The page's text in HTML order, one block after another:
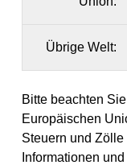
Übrige Welt:
Bitte beachten
Europäischen
Steuern und
Informationen